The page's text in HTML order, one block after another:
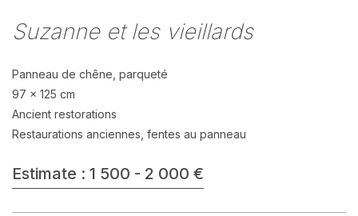
Suzanne et les vieillards
Panneau de chêne, parqueté
97 x 125 cm
Ancient restorations
Restaurations anciennes, fentes au panneau
Estimate : 1 500 - 2 000 €